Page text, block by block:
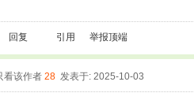
回复 引用 举报顶端
看该作者 28 发表于: 2025-10-03